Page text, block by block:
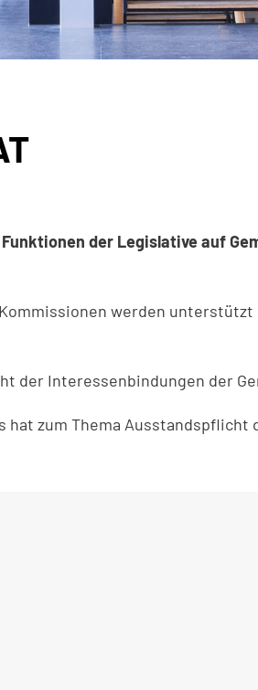
der Legislative auf
werden
der Interessenbindungen der
hat zum Thema